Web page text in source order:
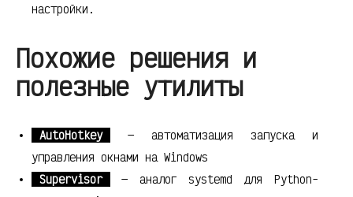
настройки.
Похожие решения и
полезные утилиты
AutoHotkey
— автоматизация запуска и
управления окнами на Windows
Supervisor
— аналог systemd для Python-